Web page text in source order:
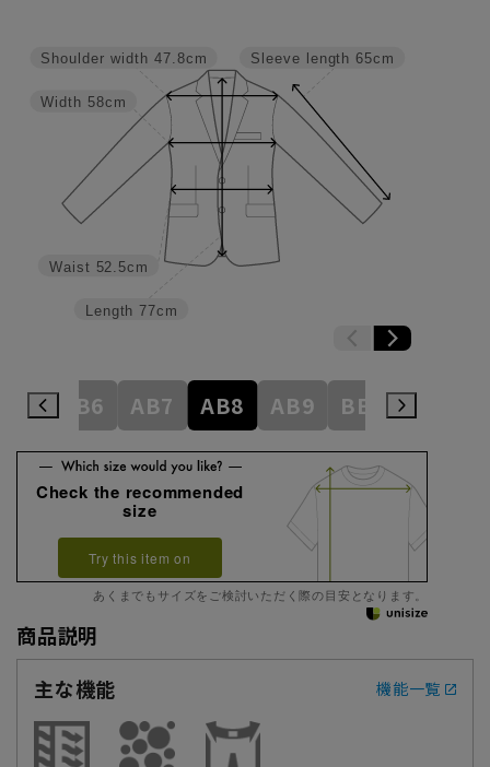
Sleeve length 65cm
Length 77cm
Waist 52.5cm
Width 58cm
Shoulder width 47.8cm
AB6 AB7 AB8 AB9 BE3
Check the recommended
size
Try this item on
あくまでもサイズをご検討いただく際の目安となります。
商品説明
主な機能
機能一覧